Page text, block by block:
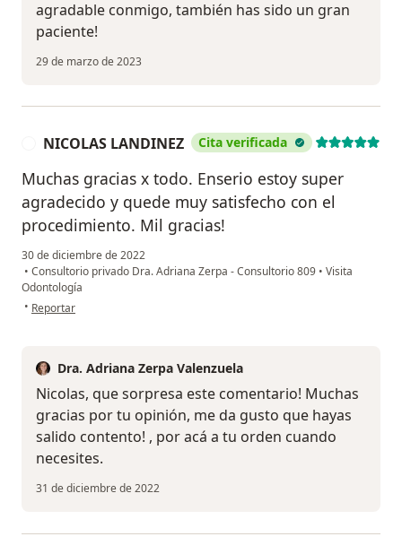
agradable conmigo, también has sido un gran
paciente!
29 de marzo de 2023
NICOLAS LANDINEZ Cita verificada
Muchas gracias x todo. Enserio estoy super
agradecido y quede muy satisfecho con el
procedimiento. Mil gracias!
30 de diciembre de 2022
• Consultorio privado Dra. Adriana Zerpa - Consultorio 809 • Visita
Odontología
• en opinión del usuario NICOLAS LANDINEZ
Reportar
Dra. Adriana Zerpa Valenzuela
Nicolas, que sorpresa este comentario! Muchas
gracias por tu opinión, me da gusto que hayas
salido contento! , por acá a tu orden cuando
necesites.
31 de diciembre de 2022